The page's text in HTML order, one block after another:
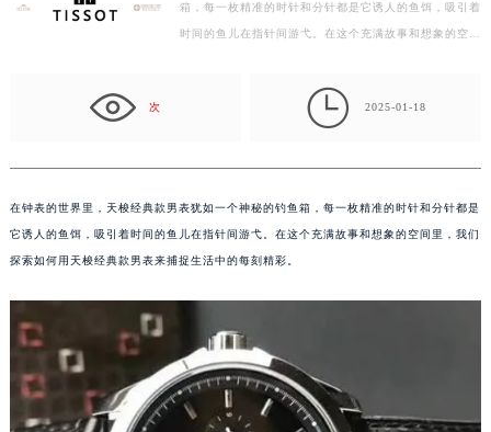
箱，每一枚精准的时针和分针都是它诱人的鱼饵，吸引着
时间的鱼儿在指针间游弋。在这个充满故事和想象的空
次  2025-01-18
在钟表的世界里，天梭经典款男表犹如一个神秘的钓鱼箱，每一枚精准的时针和分针都是
它诱人的鱼饵，吸引着时间的鱼儿在指针间游弋。在这个充满故事和想象的空间里，我们
探索如何用天梭经典款男表来捕捉生活中的每刻精彩。